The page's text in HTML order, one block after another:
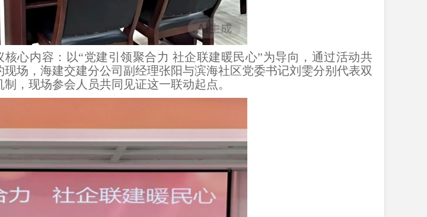
心内容：以“党建引领聚合力 社企联建暖民心”为导向，通过活动共
场，海建交建分公司副经理张阳与滨海社区党委书记刘雯分别代表双
，现场参会人员共同见证这一联动起点。